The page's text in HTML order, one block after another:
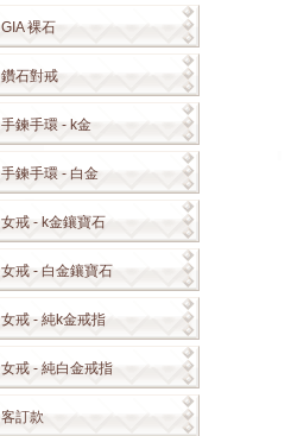
GIA 裸石
鑽石對戒
手鍊手環 - k金
手鍊手環 - 白金
女戒 - k金鑲寶石
女戒 - 白金鑲寶石
女戒 - 純k金戒指
女戒 - 純白金戒指
客訂款